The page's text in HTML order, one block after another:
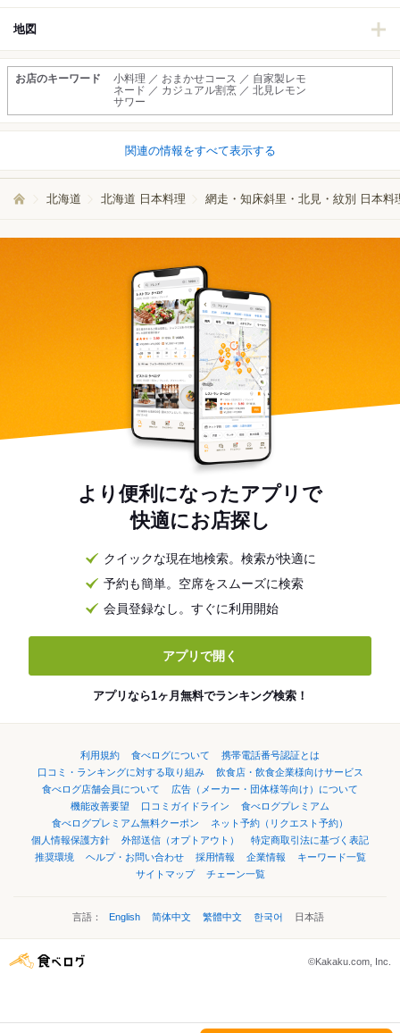
地図
お店のキーワード
小料理 ／ おまかせコース ／ 自家製レモ
ネード ／ カジュアル割烹 ／ 北見レモン
サワー
関連の情報をすべて表示する
北海道 北海道 日本料理 網走・知床斜里・北見・紋別 日本料
より便利になったアプリで
快適にお店探し
クイックな現在地検索。検索が快適に
予約も簡単。空席をスムーズに検索
会員登録なし。すぐに利用開始
アプリで開く
アプリなら1ヶ月無料でランキング検索！
利用規約 食べログについて
携帯電話番号認証とは
口コミ・ランキングに対する取り組み
飲食店・飲食企業様向けサービス
食べログ店舗会員について
広告（メーカー・団体様等向け）について
機能改善要望
口コミガイドライン
食べログプレミアム
食べログプレミアム無料クーポン
ネット予約（リクエスト予約）
個人情報保護方針
外部送信（オプトアウト）
特定商取引法に基づく表記
推奨環境
ヘルプ・お問い合わせ 採用情報 企業情報
キーワード一覧
サイトマップ
チェーン一覧
言語： English 简体中文 繁體中文 한국어 日本語
©Kakaku.com, Inc.